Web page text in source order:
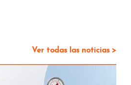
Ver todas las noticias >